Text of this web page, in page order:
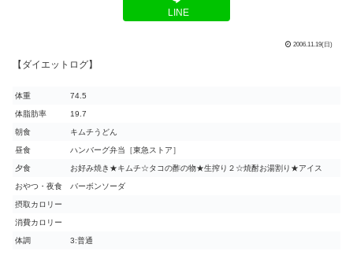
LINE
2006.11.19(日)
【ダイエットログ】
体重 74.5
体脂肪率 19.7
朝食 キムチうどん
昼食 ハンバーグ弁当［東急ストア］
夕食 お好み焼き★キムチ☆タコの酢の物★生搾り２☆焼酎お湯割り★アイス
おやつ・夜食 バーボンソーダ
摂取カロリー
消費カロリー
体調 3:普通